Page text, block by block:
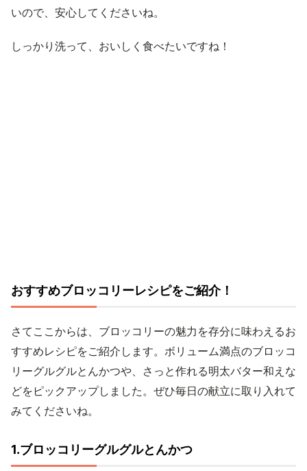
いので、安心してくださいね。
しっかり洗って、おいしく食べたいですね！
おすすめブロッコリーレシピをご紹介！
さてここからは、ブロッコリーの魅力を存分に味わえるお
すすめレシピをご紹介します。ボリューム満点のブロッコ
リーグルグルとんかつや、さっと作れる明太バター和えな
どをピックアップしました。ぜひ毎日の献立に取り入れて
みてくださいね。
1.ブロッコリーグルグルとんかつ